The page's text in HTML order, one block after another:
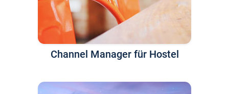
Channel Manager für Hostel